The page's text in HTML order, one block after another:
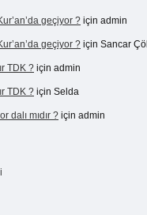
geçiyor ? için admin
geçiyor ? için Sancar Çöl
TDK ? için admin
TDK ? için Selda
dalı mıdır ? için admin